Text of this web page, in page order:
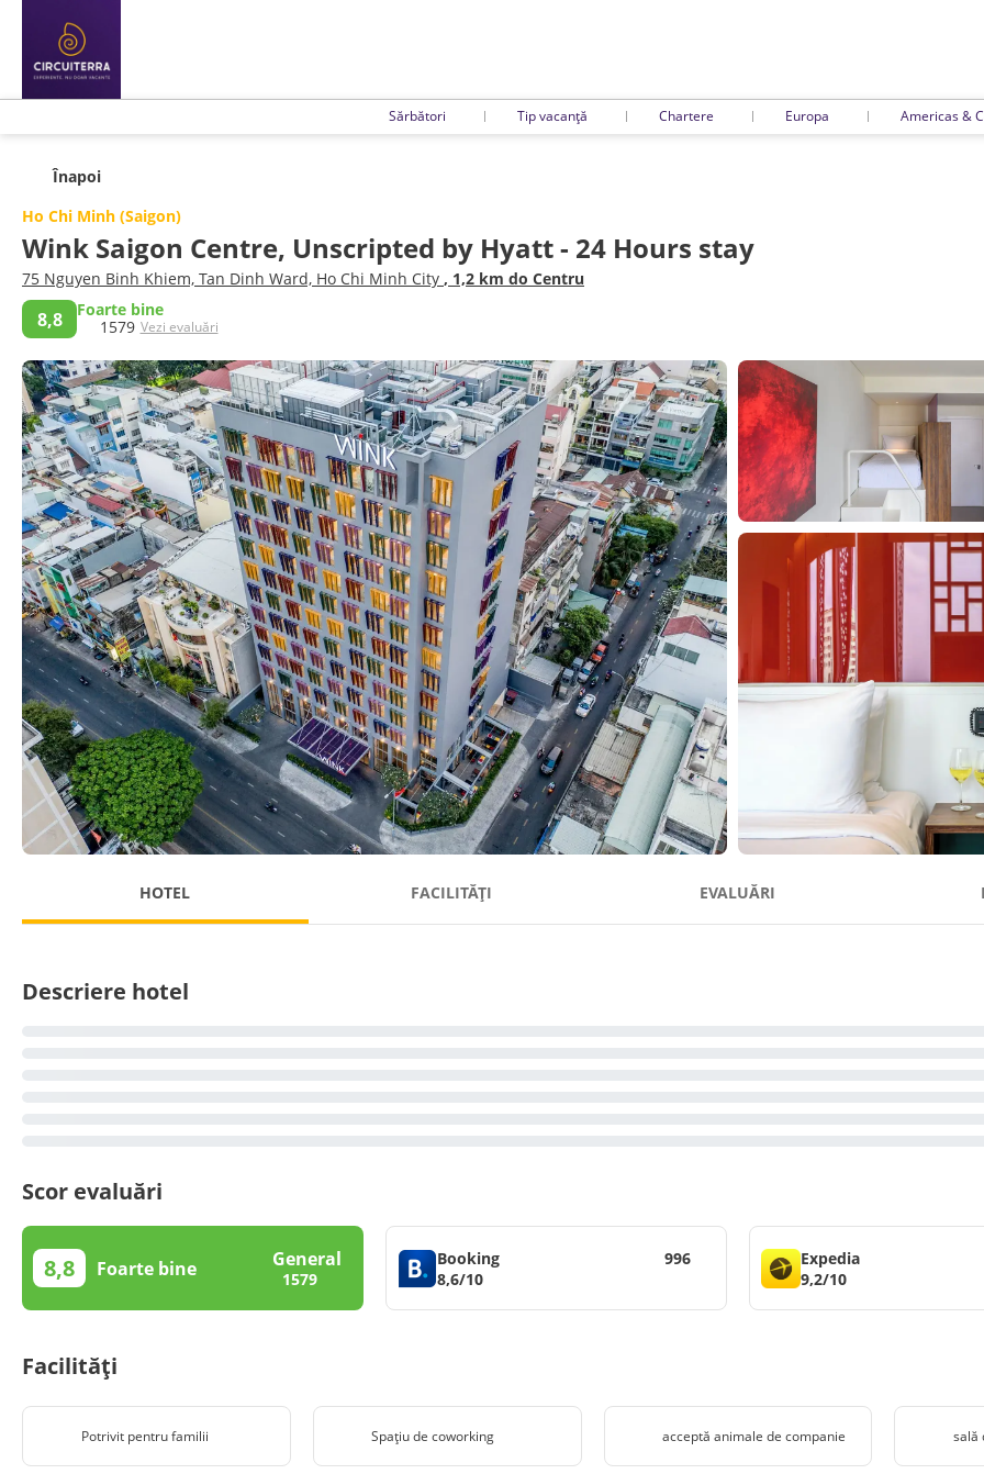
Sărbători Tip vacanță Chartere Europa Americas &
Înapoi
Ho Chi Minh (Saigon)
Wink Saigon Centre, Unscripted by Hyatt - 24 Hours stay
75 Nguyen Binh Khiem, Tan Dinh Ward, Ho Chi Minh City , 1,2 km do Centru
8,8
Foarte bine
1579 Vezi evaluări
HOTEL FACILITĂȚI EVALUĂRI
Descriere hotel
Scor evaluări
8,8 Foarte bine General
1579
Booking
8,6/10
996
Expedia
9,2/10
Facilități
Potrivit pentru familii Spațiu de coworking acceptă animale de companie sală